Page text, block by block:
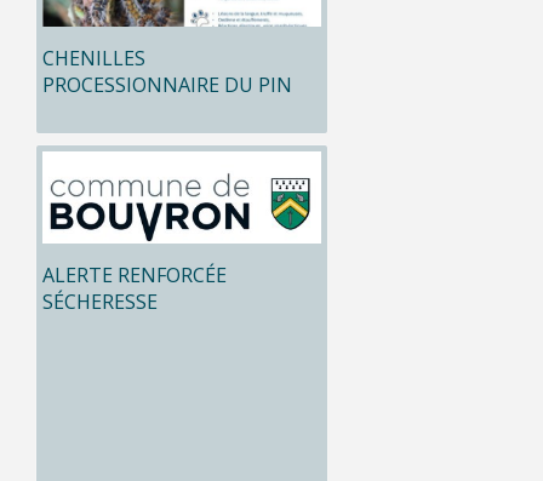
CHENILLES
PROCESSIONNAIRE DU PIN
ALERTE RENFORCÉE
SÉCHERESSE